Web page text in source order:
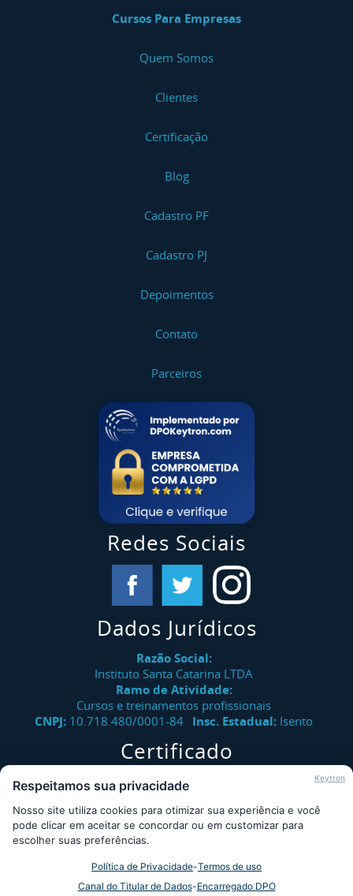
Cursos Para Empresas
Quem Somos
Clientes
Certificação
Blog
Cadastro PF
Cadastro PJ
Depoimentos
Contato
Parceiros
Redes Sociais
Dados Jurídicos
Razão Social:
Instituto Santa Catarina LTDA
Ramo de Atividade:
Cursos e treinamentos profissionais
CNPJ: 10.718.480/0001-84 Insc. Estadual: Isento
Certificado
Verifique a autenticidade de certificados emitidos pelo
Instituto Santa Catarina.
Consultar
Desde 2009 - Instituto Santa Catarina © - Todos os direitos
Keytron
Respeitamos sua privacidade
Nosso site utiliza cookies para otimizar sua experiência e você
pode clicar em aceitar se concordar ou em customizar para
escolher suas preferências.
Política de Privacidade-Termos de uso
Canal do Titular de Dados-Encarregado DPO